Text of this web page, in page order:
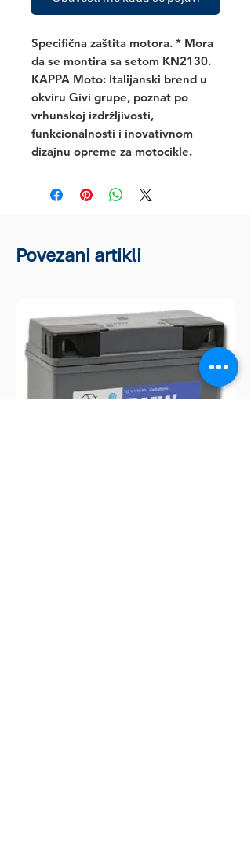
Specifična zaštita motora. * Mora
da se montira sa setom KN2130.
KAPPA Moto: Italijanski brend u
okviru Givi grupe, poznat po
vrhunskoj izdržljivosti,
funkcionalnosti i inovativnom
dizajnu opreme za motocikle.
Povezani artikli